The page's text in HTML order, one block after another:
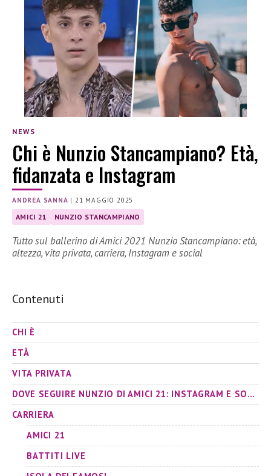
NEWS
Chi è Nunzio Stancampiano? Età,
fidanzata e Instagram
ANDREA SANNA | 21 MAGGIO 2025
AMICI 21 NUNZIO STANCAMPIANO
Tutto sul ballerino di Amici 2021 Nunzio Stancampiano: età,
altezza, vita privata, carriera, Instagram e social
Contenuti
CHI È
ETÀ
VITA PRIVATA
DOVE SEGUIRE NUNZIO DI AMICI 21: INSTAGRAM E SOCIAL
CARRIERA
AMICI 21
BATTITI LIVE